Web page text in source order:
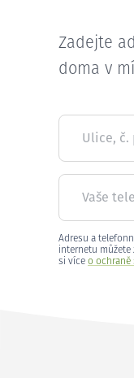
Zadejte
doma v
Ulice, č.
Vaše
Adresu a
internetu můžete
si více o ochraně